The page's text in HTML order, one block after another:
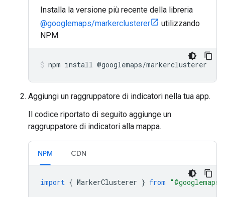
Installa la versione più recente della libreria
@googlemaps/markerclusterer
utilizzando
NPM.
npm install @googlemaps/markerclusterer
Aggiungi un raggruppatore di indicatori nella tua app.
Il codice riportato di seguito aggiunge un
raggruppatore di indicatori alla mappa.
NPM CDN
import { MarkerClusterer } from